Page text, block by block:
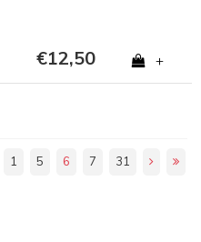
€12,50 +
1 5 6 7 31